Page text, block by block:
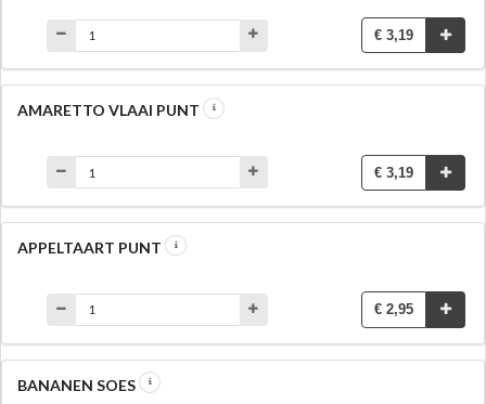
€ 3,19
AMARETTO VLAAI PUNT
€ 3,19
APPELTAART PUNT
€ 2,95
BANANEN SOES